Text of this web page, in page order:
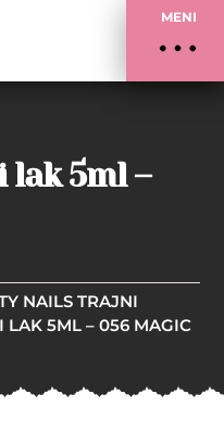
MENI
5ml –
NAILS TRAJNI
LAK 5ML – 056 MAGIC